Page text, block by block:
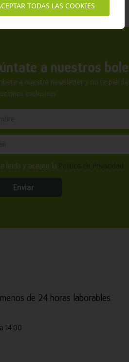
a nuestros
a nuestra newsletter y no te
exclusivas.
leído y acepto la
Enviar
de 24 horas laborables.
14:00
TODAS LAS COOKIES